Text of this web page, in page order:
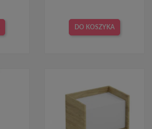
DO KOSZYKA